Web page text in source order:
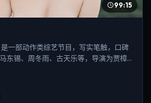
99:15
一部动作类综艺节目，写实笔触，口碑
东锡、周冬雨、古天乐等，导演为贾樟